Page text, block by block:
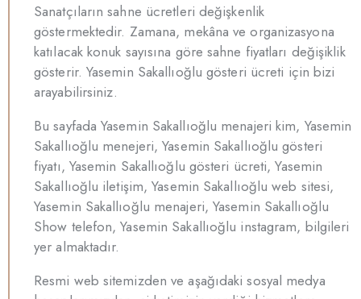
Sanatçıların sahne ücretleri değişkenlik
göstermektedir. Zamana, mekâna ve organizasyona
katılacak konuk sayısına göre sahne fiyatları değişiklik
gösterir. Yasemin Sakallıoğlu gösteri ücreti için bizi
arayabilirsiniz.
Bu sayfada Yasemin Sakallıoğlu menajeri kim, Yasemin
Sakallıoğlu menejeri, Yasemin Sakallıoğlu gösteri
fiyatı, Yasemin Sakallıoğlu gösteri ücreti, Yasemin
Sakallıoğlu iletişim, Yasemin Sakallıoğlu web sitesi,
Yasemin Sakallıoğlu menajeri, Yasemin Sakallıoğlu
Show telefon, Yasemin Sakallıoğlu instagram, bilgileri
yer almaktadır.
Resmi web sitemizden ve aşağıdaki sosyal medya